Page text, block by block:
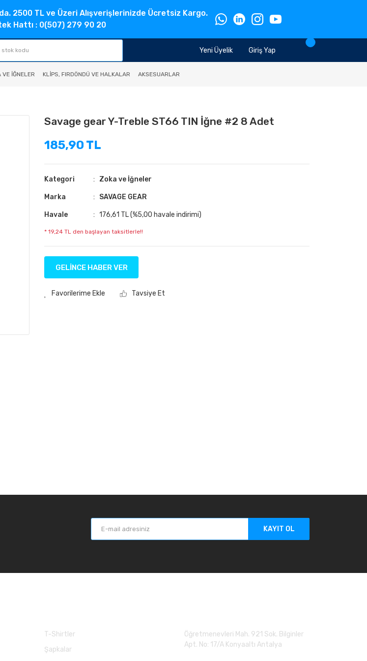
2500 TL ve Üzeri Alışverişlerinizde Ücretsiz Kargo.
Hattı : 0(507) 279 90 20
Giriş Yap
Yeni Üyelik
VE İĞNELER KLIPS, FIRDÖNDÜ VE HALKALAR AKSESUARLAR
Savage gear Y-Treble ST66 TIN İğne #2 8 Adet
185,90 TL
Kategori Zoka ve İğneler
Marka SAVAGE GEAR
Havale 176,61 TL (%5,00 havale indirimi)
* 19,24 TL den başlayan taksitlerle!!
GELİNCE HABER VER
Tavsiye Et
KAYIT OL
T-Shirtler
Şapkalar
Öğretmenevleri Mah. 921 Sok. Bilginler
Apt. No: 17/A Konyaaltı Antalya